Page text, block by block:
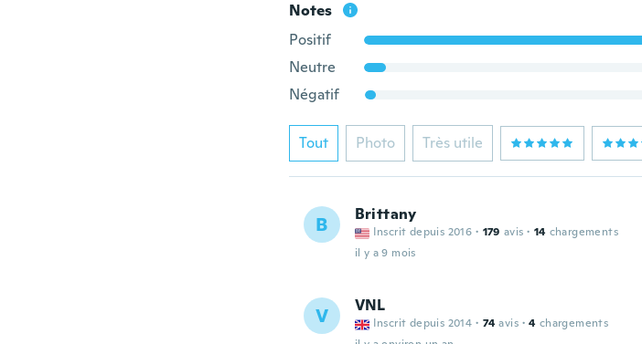
Notes
Positif
Neutre
Négatif
Tout Photo Très utile
B Brittany
Inscrit depuis 2016 · 179 avis · 14 chargements
il y a 9 mois
V VNL
Inscrit depuis 2014 · 74 avis · 4 chargements